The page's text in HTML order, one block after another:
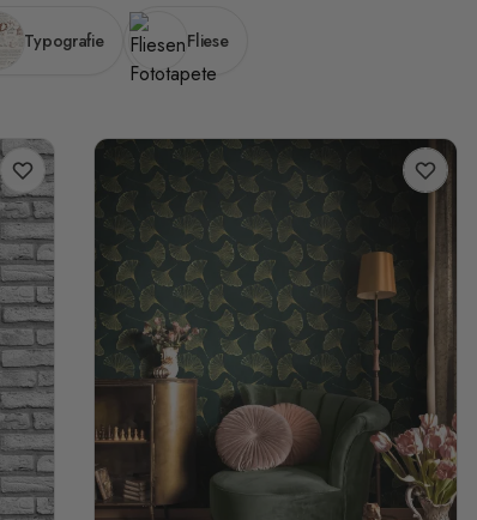
Typografie Fliese